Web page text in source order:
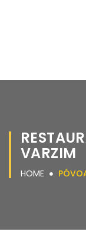
VARZIM
HOME